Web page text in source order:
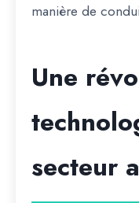
manière de
Une
secteur